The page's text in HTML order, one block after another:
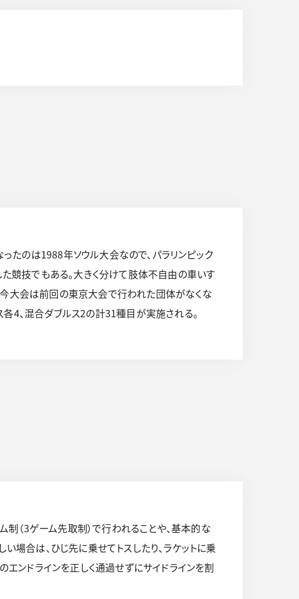
たのは1988年ソウル大会なので、パラリンピック
競技でもある。大きく分けて肢体不自由の車いす
今大会は前回の東京大会で行われた団体がなくな
各4、混合ダブルス2の計31種目が実施される。
（3ゲーム先取制）で行われることや、基本的な
場合は、ひじ先に乗せてトスしたり、ラケットに乗
ンドラインを正しく通過せずにサイドラインを割